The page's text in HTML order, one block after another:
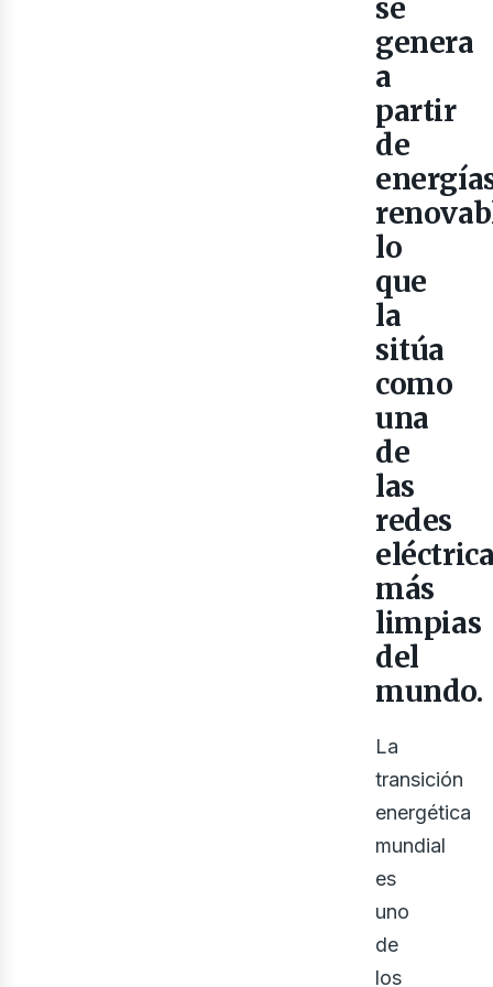
se
genera
a
partir
de
lo
que
la
sitúa
como
una
de
las
redes
más
limpias
del
mundo.
La
transición
energética
mundial
es
uno
de
los